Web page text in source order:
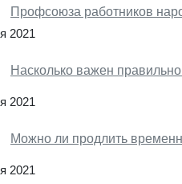
Профсоюза работников
2021
Насколько важен
2021
Можно ли продлить
2021